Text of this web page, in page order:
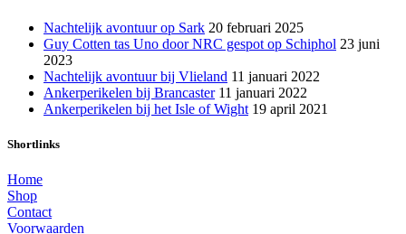
Nachtelijk avontuur op Sark 20 februari 2025
Guy Cotten tas Uno door NRC gespot op Schiphol 23 juni
2023
Nachtelijk avontuur bij Vlieland 11 januari 2022
Ankerperikelen bij Brancaster 11 januari 2022
Ankerperikelen bij het Isle of Wight 19 april 2021
Shortlinks
Home
Shop
Contact
Voorwaarden